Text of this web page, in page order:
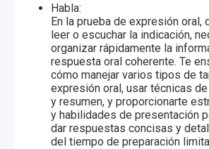
Habla:
En la prueba de expresión oral,
leer o escuchar la indicación,
organizar rápidamente la
respuesta oral coherente. Te
cómo manejar varios tipos de
expresión oral, usar técnicas
y resumen, y proporcionarte
y habilidades de presentación
dar respuestas concisas y
del tiempo de preparación